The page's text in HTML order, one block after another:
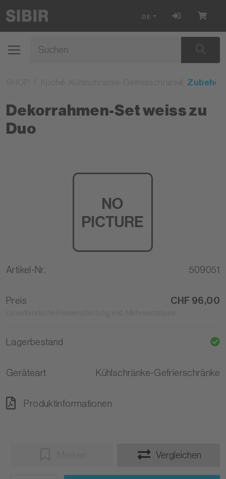
DE
Zubehör
Dekorrahmen-Set weiss zu
Duo
Artikel-Nr. 509051
Preis CHF 96,00
Lagerbestand
Geräteart Kühlschränke-Gefrierschränke
Produktinformationen
Vergleichen